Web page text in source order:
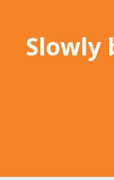
Slowly